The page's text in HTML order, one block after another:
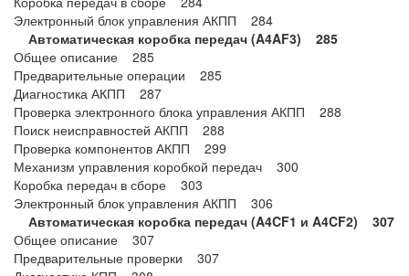
Электронный блок управления АКПП 284
Автоматическая коробка передач (A4AF3) 285
Общее описание 285
Предварительные операции 285
Диагностика АКПП 287
Проверка электронного блока управления АКПП 288
Поиск неисправностей АКПП 288
Проверка компонентов АКПП 299
Механизм управления коробкой передач 300
Коробка передач в сборе 303
Электронный блок управления АКПП 306
Автоматическая коробка передач (A4CF1 и A4CF2) 307
Общее описание 307
Предварительные проверки 307